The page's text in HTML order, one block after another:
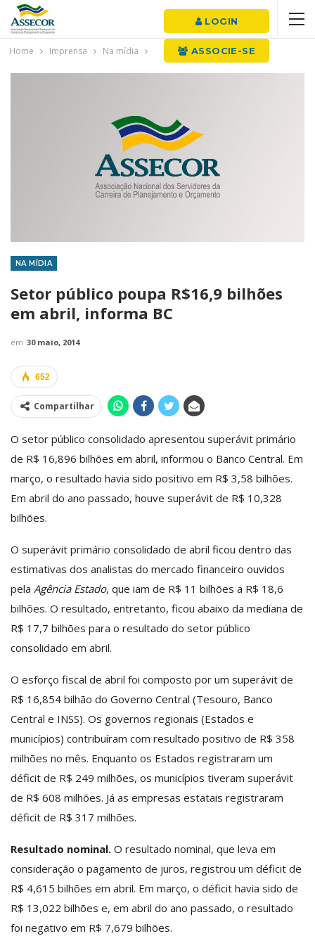
LOGIN
ASSOCIE-SE
Home Imprensa Na mídia
NA MÍDIA
Setor público poupa R$16,9 bilhões
em abril, informa BC
em 30 maio, 2014
652
Compartilhar
O setor público consolidado apresentou superávit primário
de R$ 16,896 bilhões em abril, informou o Banco Central. Em
março, o resultado havia sido positivo em R$ 3,58 bilhões.
Em abril do ano passado, houve superávit de R$ 10,328
bilhões.
O superávit primário consolidado de abril ficou dentro das
estimativas dos analistas do mercado financeiro ouvidos
pela Agência Estado, que iam de R$ 11 bilhões a R$ 18,6
bilhões. O resultado, entretanto, ficou abaixo da mediana de
R$ 17,7 bilhões para o resultado do setor público
consolidado em abril.
O esforço fiscal de abril foi composto por um superávit de
R$ 16,854 bilhão do Governo Central (Tesouro, Banco
Central e INSS). Os governos regionais (Estados e
municípios) contribuíram com resultado positivo de R$ 358
milhões no mês. Enquanto os Estados registraram um
déficit de R$ 249 milhões, os municípios tiveram superávit
de R$ 608 milhões. Já as empresas estatais registraram
déficit de R$ 317 milhões.
Resultado nominal. O resultado nominal, que leva em
consideração o pagamento de juros, registrou um déficit de
R$ 4,615 bilhões em abril. Em março, o déficit havia sido de
R$ 13,022 bilhões e, em abril do ano passado, o resultado
foi negativo em R$ 7,679 bilhões.